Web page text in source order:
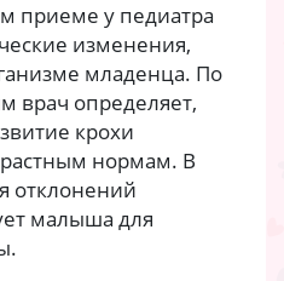
приеме у педиатра
изменения,
младенца. По
врач определяет,
крохи
нормам. В
отклонений
малыша для